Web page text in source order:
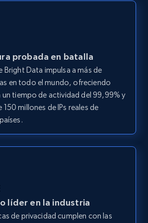
- Discover by search URL
Biography, Awg
Comment engagement rate,
rate, Bio link, Predicted lang,
Youtuber md5, Video url,
Views, and more.
probada en batalla
Bright Data impulsa a más de
en todo el mundo, ofreciendo
tiempo de actividad del 99,99% y
150 millones de IPs reales de
líder en la industria
de privacidad cumplen con las